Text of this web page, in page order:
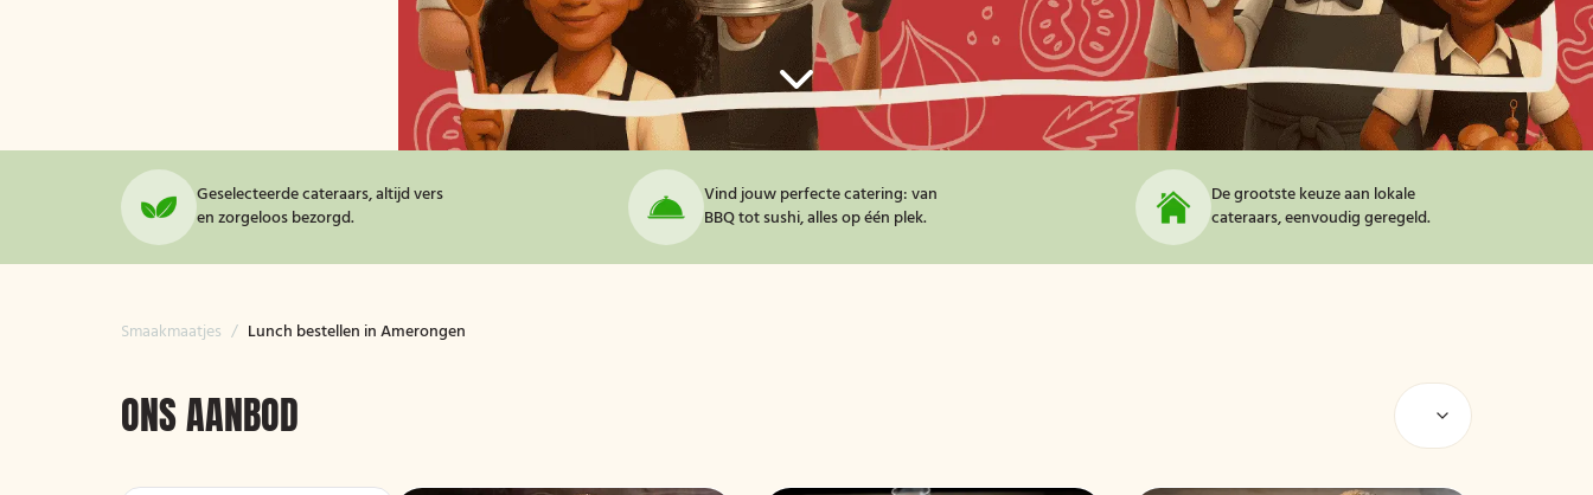
Geselecteerde cateraars, altijd vers
en zorgeloos bezorgd.
Vind jouw perfecte catering: van
BBQ tot sushi, alles op één plek.
De grootste keuze aan lokale
cateraars, eenvoudig geregeld.
Smaakmaatjes / Lunch bestellen in Amerongen
ONS AANBOD